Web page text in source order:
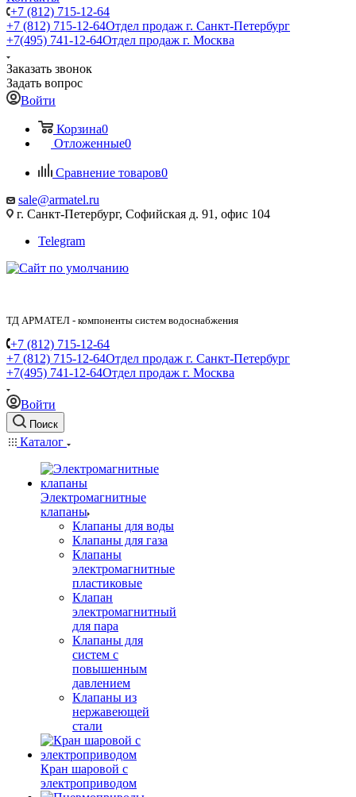
+7 (812) 715-12-64
+7 (812) 715-12-64Отдел продаж г. Санкт-Петербург
+7(495) 741-12-64Отдел продаж г. Москва
Заказать звонок
Задать вопрос
Войти
Корзина0
Отложенные0
Сравнение товаров0
sale@armatel.ru
г. Санкт-Петербург, Софийская д. 91, офис 104
Telegram
ТД АРМАТЕЛ - компоненты систем водоснабжения
+7 (812) 715-12-64
+7 (812) 715-12-64Отдел продаж г. Санкт-Петербург
+7(495) 741-12-64Отдел продаж г. Москва
Войти
Поиск
Каталог
Электромагнитные
клапаны
Клапаны для воды
Клапаны для газа
Клапаны
электромагнитные
пластиковые
Клапан
электромагнитный
для пара
Клапаны для
систем с
повышенным
давлением
Клапаны из
нержавеющей
стали
Кран шаровой с
электроприводом